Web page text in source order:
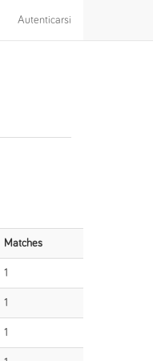
Autenticarsi
Matches
1
1
1